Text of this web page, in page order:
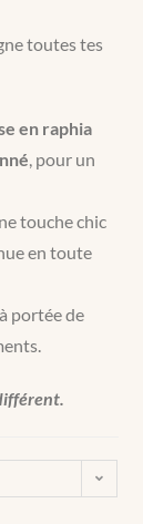
toutes tes
en raphia
, pour un
touche chic
en toute
portée de